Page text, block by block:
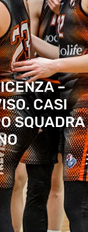
–
CASI
SQUADRA